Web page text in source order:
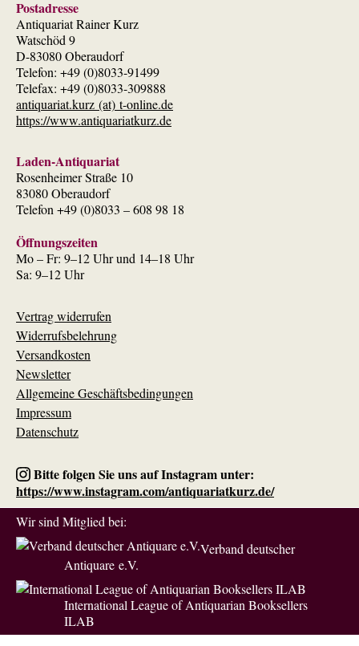
Postadresse
Antiquariat Rainer Kurz
Watschöd 9
D-83080 Oberaudorf
Telefon: +49 (0)8033-91499
Telefax: +49 (0)8033-309888
antiquariat.kurz (at) t-online.de
https://www.antiquariatkurz.de
Laden-Antiquariat
Rosenheimer Straße 10
83080 Oberaudorf
Telefon +49 (0)8033 – 608 98 18
Öffnungszeiten
Mo – Fr: 9–12 Uhr und 14–18 Uhr
Sa: 9–12 Uhr
Vertrag widerrufen
Widerrufsbelehrung
Versandkosten
Newsletter
Allgemeine Geschäftsbedingungen
Impressum
Datenschutz
Bitte folgen Sie uns auf Instagram unter:
https://www.instagram.com/antiquariatkurz.de/
Wir sind Mitglied bei:
Verband deutscher
Antiquare e.V.
International League of Antiquarian Booksellers
ILAB